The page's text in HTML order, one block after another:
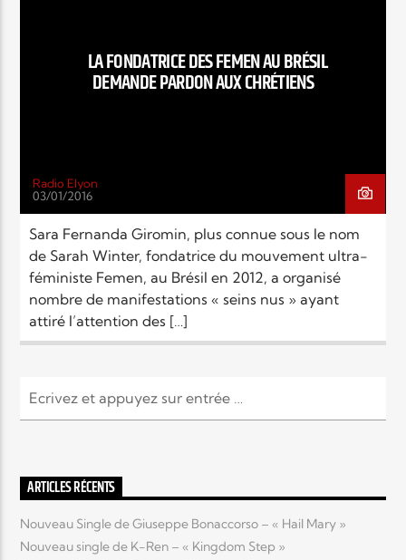
Radio Elyon
Elyon Rhema
Elyon Kids
LA FONDATRICE DES FEMEN AU BRÉSIL
DEMANDE PARDON AUX CHRÉTIENS
Radio Elyon
03/01/2016
Sara Fernanda Giromin, plus connue sous le nom
de Sarah Winter, fondatrice du mouvement ultra-
féministe Femen, au Brésil en 2012, a organisé
nombre de manifestations « seins nus » ayant
attiré l’attention des […]
ARTICLES RÉCENTS
Nouveau Single de Giuseppe Bonaccorso – « Hail Mary »
Nouveau single de K-Ren – « Kingdom Step »